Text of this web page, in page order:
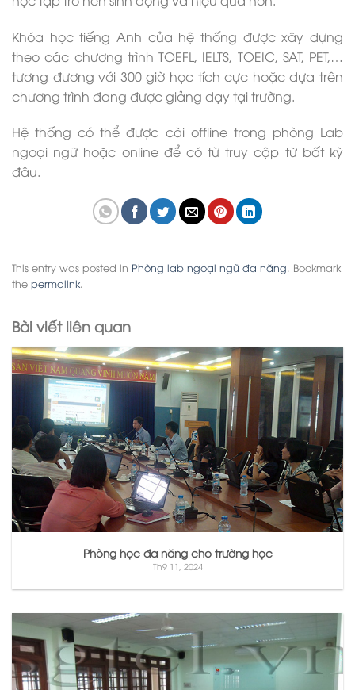
Khóa học tiếng Anh của hệ thống được xây dựng
theo các chương trình TOEFL, IELTS, TOEIC, SAT, PET,…
tương đương với 300 giờ học tích cực hoặc dựa trên
chương trình đang được giảng dạy tại trường.
Hệ thống có thể được cài offline trong phòng Lab
ngoại ngữ hoặc online để có từ truy cập từ bất kỳ
đâu.
This entry was posted in Phòng lab ngoại ngữ đa năng. Bookmark
the permalink.
Bài viết liên quan
Phòng học đa năng cho trường học
Th9 11, 2024